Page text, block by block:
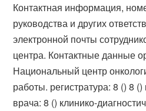
Контактная информация,
руководства и других
электронной почты
центра. Контактные данные
Национальный центр
работы. регистратура: 8 () 8
врача: 8 () клинико-